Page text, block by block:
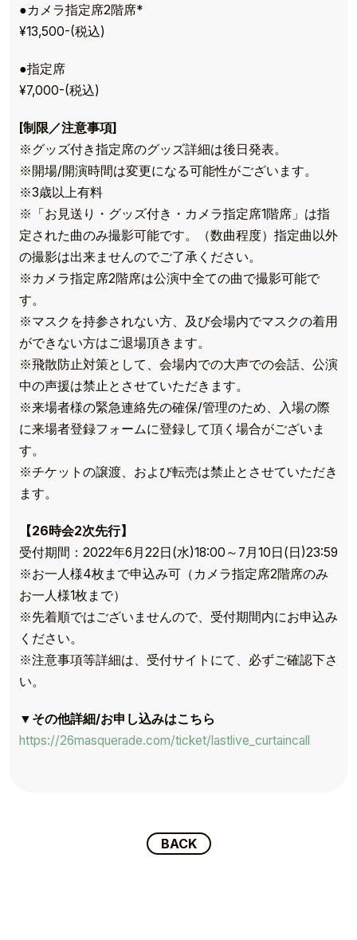
TOP
TOPICS
SCHEDULE
●カメラ指定席2階席*
¥13,500-(税込)
●指定席
¥7,000-(税込)
[制限／注意事項]
※グッズ付き指定席のグッズ詳細は後日発表。
※開場/開演時間は変更になる可能性がございます。
※3歳以上有料
※「お見送り・グッズ付き・カメラ指定席1階席」は指
定された曲のみ撮影可能です。（数曲程度）指定曲以外
の撮影は出来ませんのでご了承ください。
※カメラ指定席2階席は公演中全ての曲で撮影可能で
す。
※マスクを持参されない方、及び会場内でマスクの着用
ができない方はご退場頂きます。
※飛散防止対策として、会場内での大声での会話、公演
中の声援は禁止とさせていただきます。
※来場者様の緊急連絡先の確保/管理のため、入場の際
に来場者登録フォームに登録して頂く場合がございま
す。
※チケットの譲渡、および転売は禁止とさせていただき
ます。
【26時会2次先行】
受付期間：2022年6月22日(水)18:00～7月10日(日)23:59
※お一人様4枚まで申込み可（カメラ指定席2階席のみ
お一人様1枚まで）
※先着順ではございませんので、受付期間内にお申込み
ください。
※注意事項等詳細は、受付サイトにて、必ずご確認下さ
い。
▼その他詳細/お申し込みはこちら
https://26masquerade.com/ticket/lastlive_curtaincall
BACK